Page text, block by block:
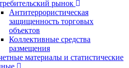
рынок
Антитеррористическая
защищенность торговых
объектов
Коллективные средства
размещения
материалы и статистические